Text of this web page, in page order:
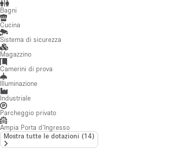
Bagni
Cucina
Sistema di sicurezza
Magazzino
Camerini di prova
Illuminazione
Industriale
Parcheggio privato
Ampia Porta d'Ingresso
Mostra tutte le dotazioni (14)